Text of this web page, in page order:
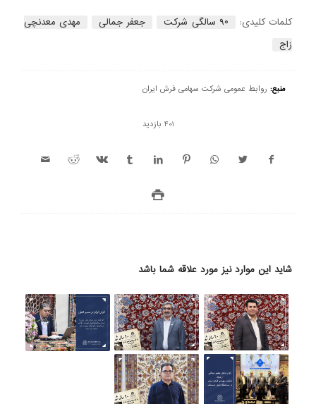
کلمات کلیدی: ۹۰ سالگی شرکت جعفر جمالی
مهدی معدنچی
زاج
منبع: روابط عمومی شرکت سهامی فرش ایران
401 بازدید
شاید این موارد نیز مورد علاقه شما باشد